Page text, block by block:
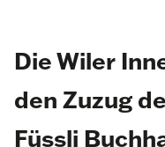
Die Wiler
den Zuzug
Füssli